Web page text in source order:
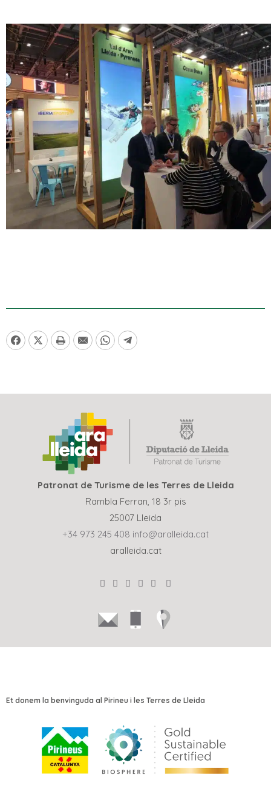
Patronat de Turisme de les Terres de Lleida
Rambla Ferran, 18 3r pis
25007 Lleida
+34 973 245 408 info@aralleida.cat
aralleida.cat
Et donem la benvinguda al Pirineu i les Terres de Lleida